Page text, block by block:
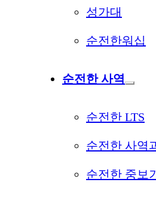
성가대
순전한워십
순전한 사역
순전한 LTS
순전한 사역
순전한 중보